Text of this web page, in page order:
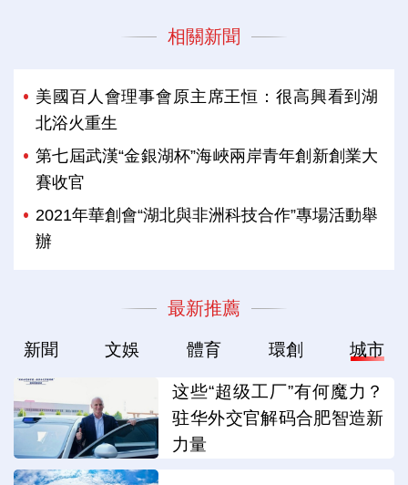
相關新聞
美國百人會理事會原主席王恒：很高興看到湖
北浴火重生
第七屆武漢“金銀湖杯”海峽兩岸青年創新創業大
賽收官
2021年華創會“湖北與非洲科技合作”專場活動舉
辦
最新推薦
新聞 文娛 體育 環創 城市
这些“超级工厂”有何魔力？
驻华外交官解码合肥智造新
力量